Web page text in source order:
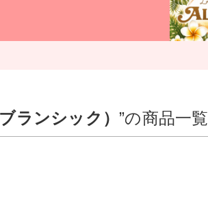
ランシック） ”の商品一覧